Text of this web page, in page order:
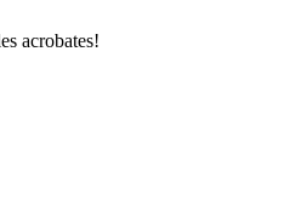
acrobates!